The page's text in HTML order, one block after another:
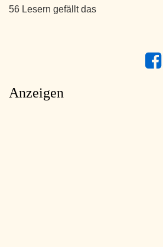
56 Lesern gefällt das
Anzeigen